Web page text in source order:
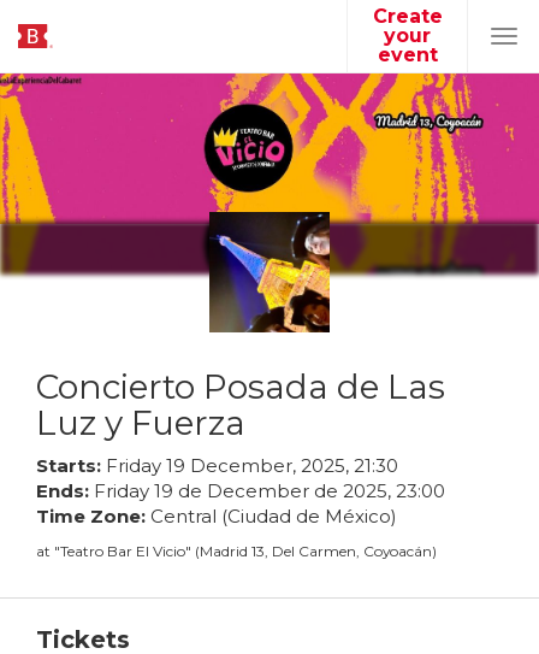
Create
your
event
Concierto Posada de Las
Luz y Fuerza
Starts: Friday 19 December, 2025, 21:30
Ends: Friday 19 de December de 2025, 23:00
Time Zone: Central (Ciudad de México)
at "Teatro Bar El Vicio" (Madrid 13, Del Carmen, Coyoacán)
Tickets